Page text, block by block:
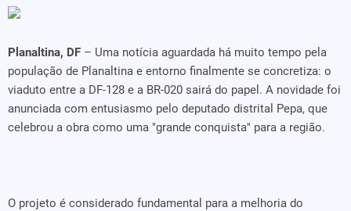
Planaltina, DF – Uma notícia aguardada há muito tempo pela
população de Planaltina e entorno finalmente se concretiza: o
viaduto entre a DF-128 e a BR-020 sairá do papel. A novidade foi
anunciada com entusiasmo pelo deputado distrital Pepa, que
celebrou a obra como uma "grande conquista" para a região.
O projeto é considerado fundamental para a melhoria do